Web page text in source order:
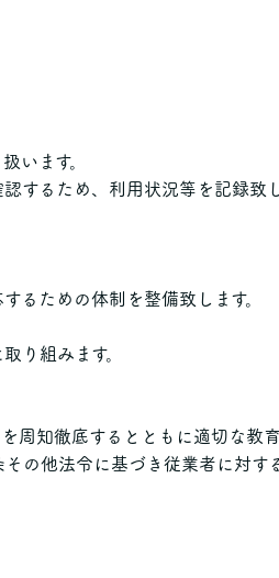
います。
するため、利用状況等を記録致し
るための体制を整備致します。
り組みます。
知徹底するとともに適切な教
の他法令に基づき従業者に対す